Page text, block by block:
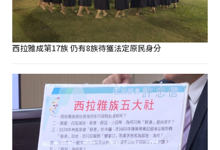
西拉雅成第17族 仍有8族待獲法定原民身分